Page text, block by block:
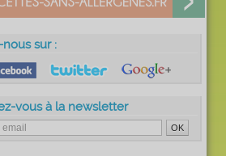
sur :
vous à la newsletter